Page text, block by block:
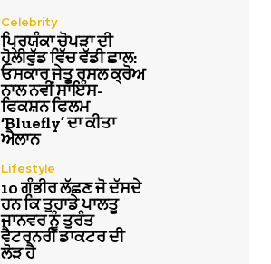
Celebrity
ਪ੍ਰਿਯੰਕਾ ਚੋਪੜਾ ਦੀ
ਹੋਲੀਵੁੱਡ ਵਿੱਚ ਵੱਡੀ ਛਾਲ:
ਓਸਕਾਰ ਜੇਤੂ ਰਸਲ ਕ੍ਰੋਅ
ਨਾਲ ਨਵੀਂ ਸਾਇੰਸ-
ਫਿਕਸ਼ਨ ਫਿਲਮ
‘Bluefly’ ਦਾ ਕੀਤਾ
ਐਲਾਨ
Lifestyle
10 ਗੰਭੀਰ ਲੱਛਣ ਜੋ ਦੱਸਦੇ
ਹਨ ਕਿ ਤੁਹਾਡੇ ਪਾਲਤੂ
ਜਾਨਵਰ ਨੂੰ ਤੁਰੰਤ
ਵੈਟਰਨਰੀ ਡਾਕਟਰ ਦੀ
ਲੋੜ ਹੈ